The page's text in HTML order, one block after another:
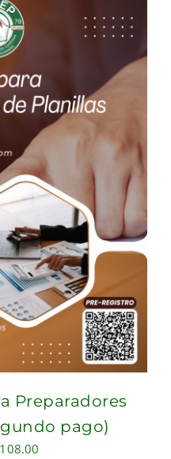
Preparadores
pago)
108.00